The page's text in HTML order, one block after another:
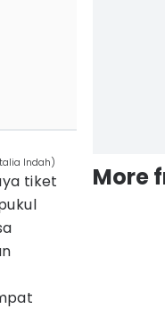
Indah)
tiket
More